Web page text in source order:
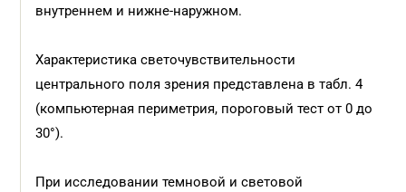
внутреннем и нижне-наружном.
Характеристика светочувствительности
центрального поля зрения представлена в табл. 4
(компьютерная периметрия, пороговый тест от 0 до
30°).
При исследовании темновой и световой